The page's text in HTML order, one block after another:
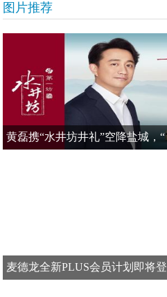
图片推荐
黄磊携“水井坊井礼”空降盐城，“
麦德龙全新PLUS会员计划即将登